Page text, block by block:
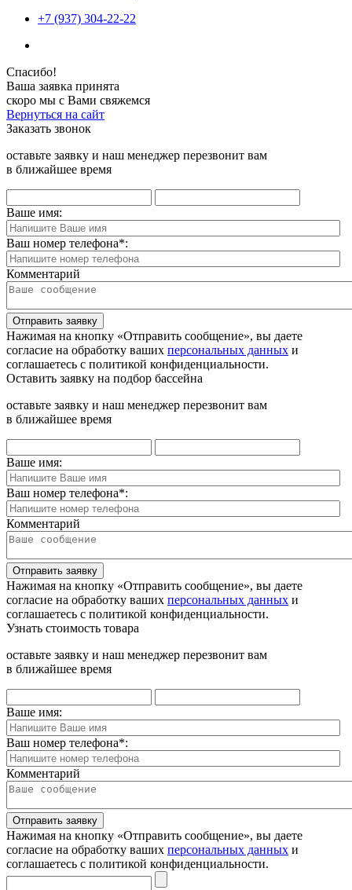
+7 (937) 304-22-22
Спасибо!
Ваша заявка принята
скоро мы с Вами свяжемся
Вернуться на сайт
Заказать звонок
оставьте заявку и наш менеджер перезвонит вам
в ближайшее время
Ваше имя:
Ваш номер телефона*:
Комментарий
Отправить заявку
Нажимая на кнопку «Отправить сообщение», вы даете
согласие на обработку ваших персональных данных и
соглашаетесь с политикой конфиденциальности.
Оставить заявку на подбор бассейна
оставьте заявку и наш менеджер перезвонит вам
в ближайшее время
Ваше имя:
Ваш номер телефона*:
Комментарий
Отправить заявку
Нажимая на кнопку «Отправить сообщение», вы даете
согласие на обработку ваших персональных данных и
соглашаетесь с политикой конфиденциальности.
Узнать стоимость товара
оставьте заявку и наш менеджер перезвонит вам
в ближайшее время
Ваше имя:
Ваш номер телефона*:
Комментарий
Отправить заявку
Нажимая на кнопку «Отправить сообщение», вы даете
согласие на обработку ваших персональных данных и
соглашаетесь с политикой конфиденциальности.